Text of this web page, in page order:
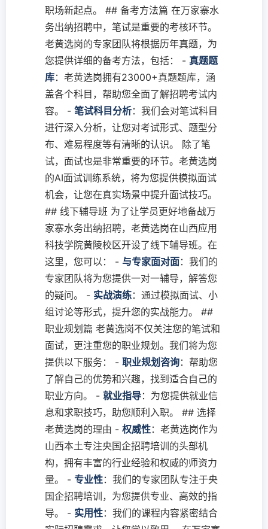
职场新起点。 ## 备考方法篇 在万家寨水
务出纳招聘中，笔试是重要的考核环节。
老黄选岗的专家团队将根据历年真题，为
您提供详细的备考方法，包括： - 真题题
库：老黄选岗拥有23000+真题题库，涵
盖各个科目，帮助您全面了解招聘考试内
容。 - 笔试科目分析：我们会对笔试科目
进行深入分析，让您对考试形式、题型分
布、难易程度等有清晰的认识。 除了笔
试，面试也是非常重要的环节。老黄选岗
的AI面试训练系统，将为您提供模拟面试
机会，让您在真实场景中提升面试技巧。
## 线下辅导班 为了让学员更好地备战万
家寨水务出纳招聘，老黄选岗在山西应用
科技学院黄陵校区开设了线下辅导班。在
这里，您可以： - 与专家面对面：我们的
专家团队将为您提供一对一辅导，解答您
的疑问。 - 实战演练：通过模拟面试、小
组讨论等形式，提升您的实战能力。 ##
职业规划篇 老黄选岗不仅关注您的笔试和
面试，更注重您的职业规划。我们将为您
提供以下服务： - 职业规划咨询：帮助您
了解自己的优势和兴趣，找到适合自己的
职业方向。 - 就业指导：为您提供就业信
息和求职技巧，助您顺利入职。 ## 选择
老黄选岗的理由 - 权威性：老黄选岗作为
山西本土专注央国企招聘培训的头部机
构，拥有丰富的行业经验和权威的师资力
量。 - 专业性：我们的专家团队专注于央
国企招聘培训，为您提供专业、高效的指
导。 - 实用性：我们的课程内容紧密结合